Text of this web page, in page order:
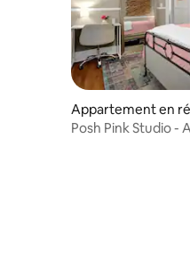
Appartement en
Memphis
Posh Pink Studio -